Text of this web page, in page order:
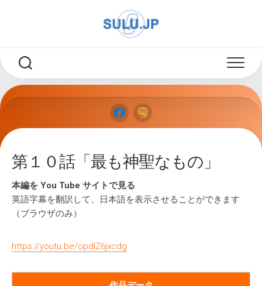
第１０話「最も神聖なもの」
本編を You Tube サイトで見る
英語字幕を翻訳して、日本語を表示させることができます
（ブラウザのみ）
https://youtu.be/opdlZ6jxcdg